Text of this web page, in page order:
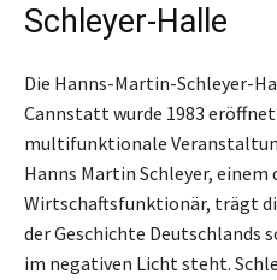
Schleyer-Halle
Die Hanns-Martin-Schleyer-
Cannstatt wurde 1983
multifunktionale
Hanns Martin Schleyer, einem
Wirtschaftsfunktionär, trägt
der Geschichte Deutschlands
im negativen Licht steht.